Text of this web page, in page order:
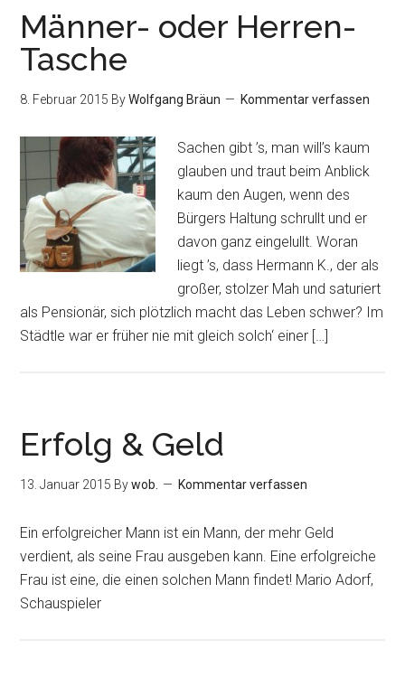
Männer- oder Herren-
Tasche
8. Februar 2015 ByWolfgang Bräun Kommentar verfassen
Sachen gibt ’s, man will’s kaum
glauben und traut beim Anblick
kaum den Augen, wenn des
Bürgers Haltung schrullt und er
davon ganz eingelullt. Woran
liegt ’s, dass Hermann K., der als
großer, stolzer Mah und saturiert
als Pensionär, sich plötzlich macht das Leben schwer? Im
Städtle war er früher nie mit gleich solch‘ einer […]
Erfolg & Geld
13. Januar 2015 Bywob. Kommentar verfassen
Ein erfolgreicher Mann ist ein Mann, der mehr Geld
verdient, als seine Frau ausgeben kann. Eine erfolgreiche
Frau ist eine, die einen solchen Mann findet! Mario Adorf,
Schauspieler